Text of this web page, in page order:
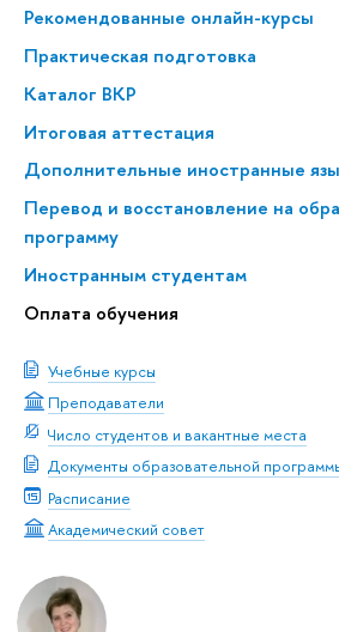
Рекомендованные онлайн-курсы
Практическая подготовка
Каталог ВКР
Итоговая аттестация
Дополнительные иностранные
Перевод и восстановление на
программу
Иностранным студентам
Оплата обучения
Учебные курсы
Преподаватели
Число студентов и вакантные места
Документы образовательной
Расписание
Академический совет